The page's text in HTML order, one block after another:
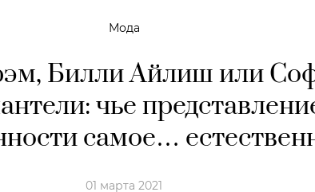
Мода
Билли Айлиш или
чье
самое…
01 марта 2021